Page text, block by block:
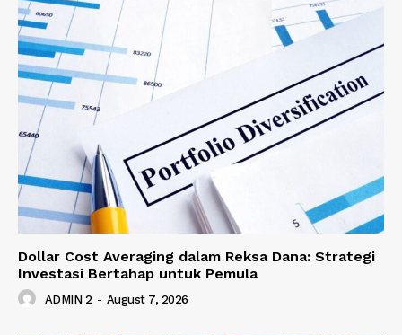
Dollar Cost Averaging dalam Reksa Dana: Strategi
Investasi Bertahap untuk Pemula
ADMIN 2 - August 7, 2026